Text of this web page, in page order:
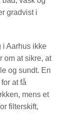
gradvist i
i Aarhus ikke
om at sikre, at
og sundt. En
at få
mens et
filterskift,